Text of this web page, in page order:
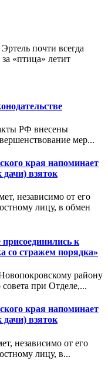
почти всегда
«птица» летит
РФ внесены
мер...
края напоминает
взяток
независимо от его
лицу, в обмен
к
со стражем порядка»
району
при Отделе,...
края напоминает
взяток
независимо от его
лицу, в...